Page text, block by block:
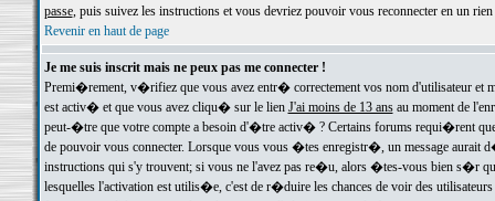
passe, puis suivez les instructions et vous devriez pouvoir vous reconnecter en un rien
Revenir en haut de page
Je me suis inscrit mais ne peux pas me connecter !
Premi�rement, v�rifiez que vous avez entr� correctement vos nom d'utilisateur
est activ� et que vous avez cliqu� sur le lien J'ai moins de 13 ansau moment de
peut-�tre que votre compte a besoin d'�tre activ� ? Certains forums requi�rent
de pouvoir vous connecter. Lorsque vous vous �tes enregistr�, un message aurait
instructions qui s'y trouvent; si vous ne l'avez pas re�u, alors �tes-vous bien s�r
lesquelles l'activation est utilis�e, c'est de r�duire les chances de voir des